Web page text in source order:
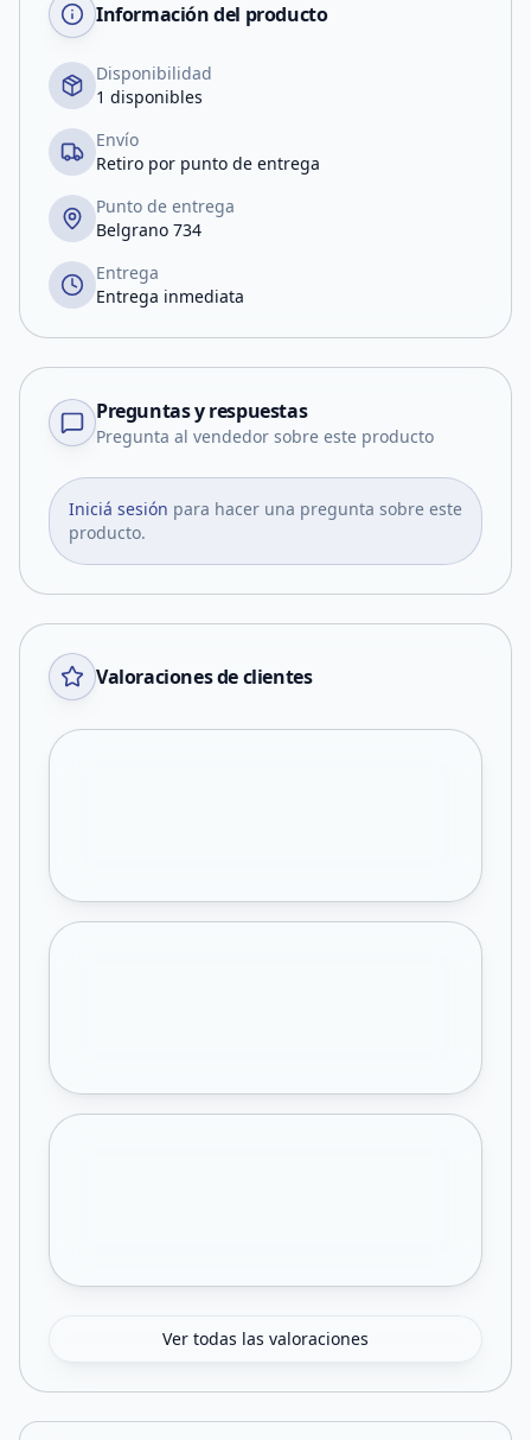
Información del producto
Disponibilidad
1 disponibles
Envío
Retiro por punto de entrega
Punto de entrega
Belgrano 734
Entrega
Entrega inmediata
Preguntas y respuestas
Pregunta al vendedor sobre este producto
Iniciá sesión para hacer una pregunta sobre este
producto.
Valoraciones de clientes
Ver todas las valoraciones